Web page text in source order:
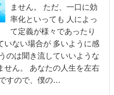
ません。 ただ、一口に効
率化といっても 人によっ
て定義が様々であったり
いない場合が 多いように感
のは聞き流していいような
せん。 あなたの人生を左右
すので、僕の…